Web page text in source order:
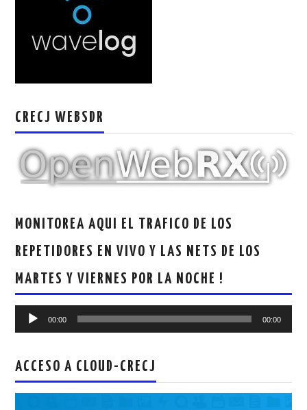
CRECJ WEBSDR
MONITOREA AQUI EL TRAFICO DE LOS
REPETIDORES EN VIVO Y LAS NETS DE LOS
MARTES Y VIERNES POR LA NOCHE !
Reproductor
00:00 00:00
ACCESO A CLOUD-CRECJ